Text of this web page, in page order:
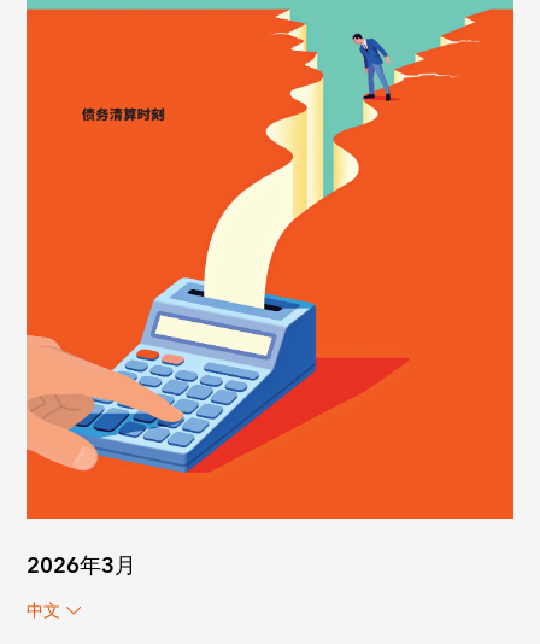
2026年3月
中文